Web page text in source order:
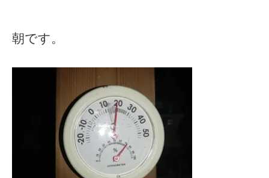
朝です。